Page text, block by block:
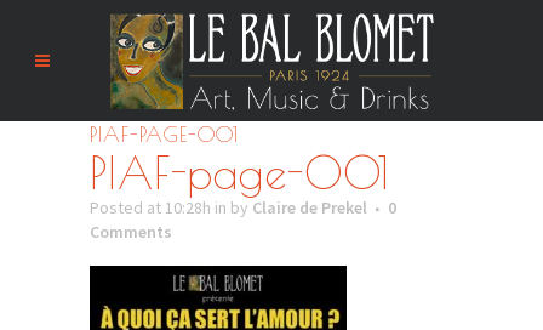
PIAF-PAGE-001
PIAF-page-001
Posted at 10:28h in by Claire de Prekel
0
Comments